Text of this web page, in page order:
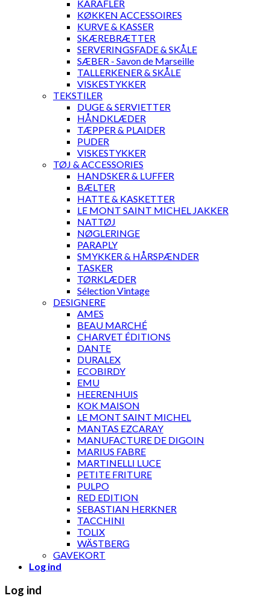
KARAFLER
KØKKEN ACCESSOIRES
KURVE & KASSER
SKÆREBRÆTTER
SERVERINGSFADE & SKÅLE
SÆBER - Savon de Marseille
TALLERKENER & SKÅLE
VISKESTYKKER
TEKSTILER
DUGE & SERVIETTER
HÅNDKLÆDER
TÆPPER & PLAIDER
PUDER
VISKESTYKKER
TØJ & ACCESSORIES
HANDSKER & LUFFER
BÆLTER
HATTE & KASKETTER
LE MONT SAINT MICHEL JAKKER
NATTØJ
NØGLERINGE
PARAPLY
SMYKKER & HÅRSPÆNDER
TASKER
TØRKLÆDER
Sélection Vintage
DESIGNERE
AMES
BEAU MARCHÉ
CHARVET ÉDITIONS
DANTE
DURALEX
ECOBIRDY
EMU
HEERENHUIS
KOK MAISON
LE MONT SAINT MICHEL
MANTAS EZCARAY
MANUFACTURE DE DIGOIN
MARIUS FABRE
MARTINELLI LUCE
PETITE FRITURE
PULPO
RED EDITION
SEBASTIAN HERKNER
TACCHINI
TOLIX
WÄSTBERG
GAVEKORT
Log ind
Log ind